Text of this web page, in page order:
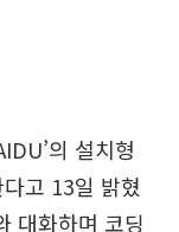
의 설치형
고 13일 밝혔
대화하며 코딩